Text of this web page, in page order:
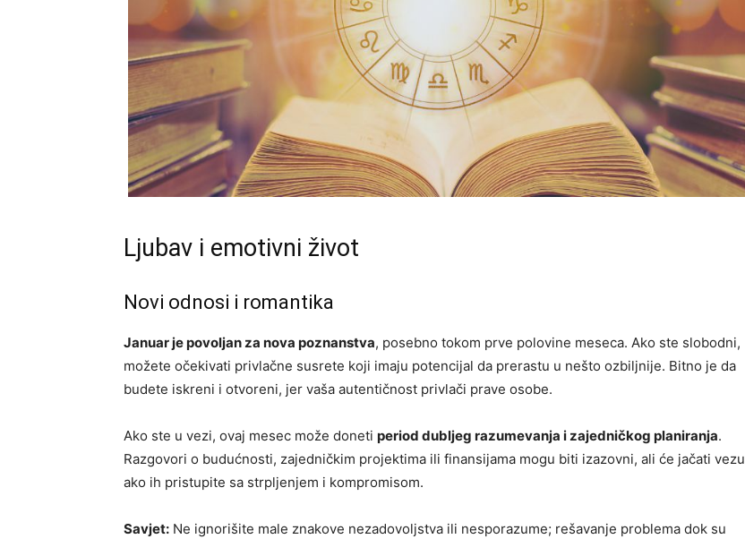
Ljubav i emotivni život
Novi odnosi i romantika
Januar je povoljan za nova poznanstva, posebno tokom prve polovine meseca. Ako ste slobodni,
možete očekivati privlačne susrete koji imaju potencijal da prerastu u nešto ozbiljnije. Bitno je da
budete iskreni i otvoreni, jer vaša autentičnost privlači prave osobe.
Ako ste u vezi, ovaj mesec može doneti period dubljeg razumevanja i zajedničkog planiranja.
Razgovori o budućnosti, zajedničkim projektima ili finansijama mogu biti izazovni, ali će jačati vezu
ako ih pristupite sa strpljenjem i kompromisom.
Savjet: Ne ignorišite male znakove nezadovoljstva ili nesporazume; rešavanje problema dok su